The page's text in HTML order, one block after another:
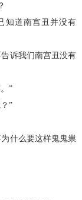
道南宫丑并没有
诉我们南宫丑没有
”
”
什么要这样鬼鬼祟